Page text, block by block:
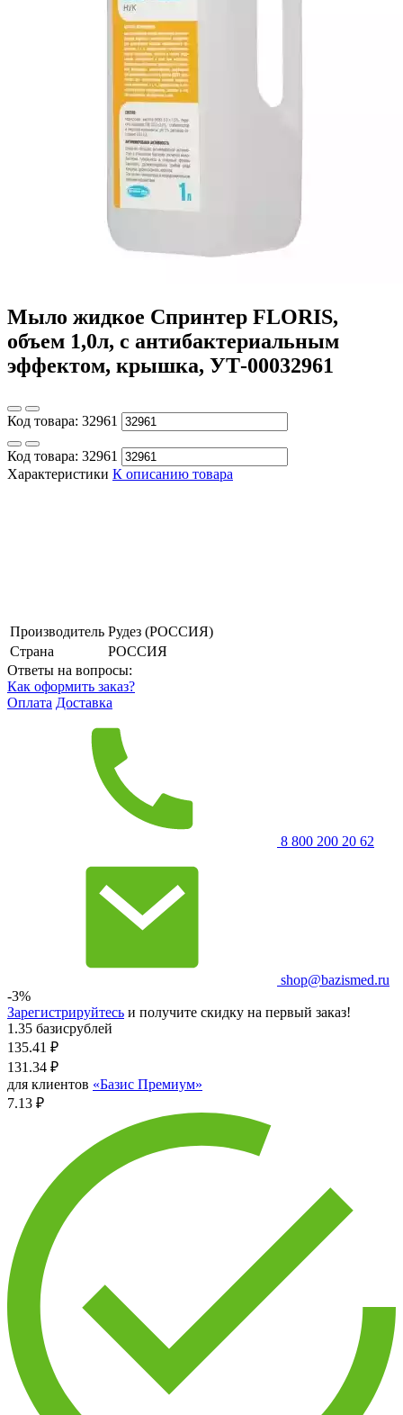
Мыло жидкое Спринтер FLORIS,
объем 1,0л, с антибактериальным
эффектом, крышка, УТ-00032961
Код товара: 32961
Код товара: 32961
Характеристики К описанию товара
Производитель Рудез (РОССИЯ)
Страна
РОССИЯ
Ответы на вопросы:
Как оформить заказ?
Оплата Доставка
8 800 200 20 62
shop@bazismed.ru
-3%
Зарегистрируйтесь и получите скидку на первый заказ!
1.35 базисрублей
135.41 ₽
131.34 ₽
для клиентов «Базис Премиум»
7.13 ₽